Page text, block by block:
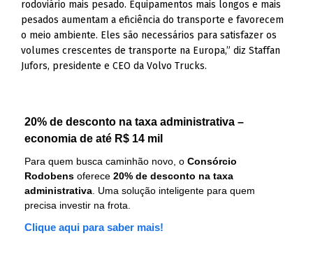
rodoviário mais pesado. Equipamentos mais longos e mais
pesados aumentam a eficiência do transporte e favorecem
o meio ambiente. Eles são necessários para satisfazer os
volumes crescentes de transporte na Europa,” diz Staffan
Jufors, presidente e CEO da Volvo Trucks.
20% de desconto na taxa administrativa –
economia de até R$ 14 mil
Para quem busca caminhão novo, o Consórcio
Rodobens oferece 20% de desconto na taxa
administrativa . Uma solução inteligente para quem
precisa investir na frota.
Clique aqui para saber mais!